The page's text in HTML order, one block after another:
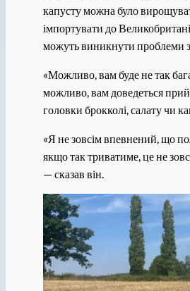
капусту можна було
імпортувати до
можуть виникнути проблеми
«Можливо, вам буде не так
можливо, вам доведеться
головки брокколі, салату чи
«Я не зовсім впевнений, що
якщо так триватиме, це не
— сказав він.